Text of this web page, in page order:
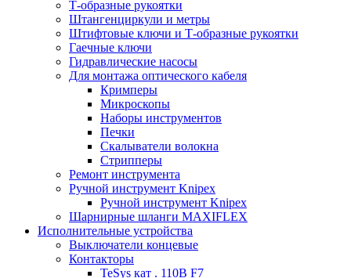
Т-образные рукоятки
Штангенциркули и метры
Штифтовые ключи и Т-образные рукоятки
Гаечные ключи
Гидравлические насосы
Для монтажа оптического кабеля
Кримперы
Микроскопы
Наборы инструментов
Печки
Скалыватели волокна
Стрипперы
Ремонт инструмента
Ручной инструмент Knipex
Ручной инструмент Knipex
Шарнирные шланги MAXIFLEX
Исполнительные устройства
Выключатели концевые
Контакторы
TeSys кат . 110В F7